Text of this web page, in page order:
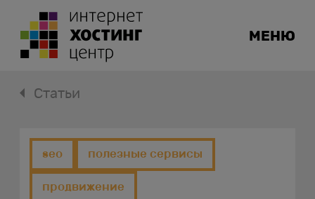
МЕНЮ
Статьи
seo полезные сервисы
продвижение